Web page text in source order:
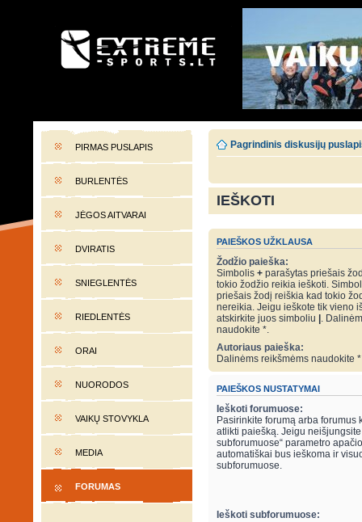
EXTREME-SPORTS.LT
PIRMAS PUSLAPIS
BURLENTĖS
JĖGOS AITVARAI
DVIRATIS
SNIEGLENTĖS
RIEDLENTĖS
ORAI
NUORODOS
VAIKŲ STOVYKLA
MEDIA
FORUMAS
Pagrindinis diskusijų
IEŠKOTI
PAIEŠKOS UŽKLAUSA
Žodžio paieška:
Simbolis + parašytas priešais
tokio žodžio reikia ieškoti.
priešais žodį reiškia kad tokio
nereikia. Jeigu ieškote tik vieno
atskirkite juos simboliu .
naudokite *.
Autoriaus paieška:
Dalinėms reikšmėms naudokite
PAIEŠKOS NUSTATYMAI
Ieškoti forumuose:
Pasirinkite forumą arba forumus
atlikti paiešką. Jeigu neišjungsite
subforumuose“ parametro
automatiškai bus ieškoma ir
subforumuose.
Ieškoti subforumuose: